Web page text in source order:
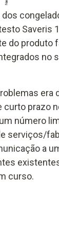
dos
Saveris
do produto
no
era
prazo
número
serviços/
a
curso.